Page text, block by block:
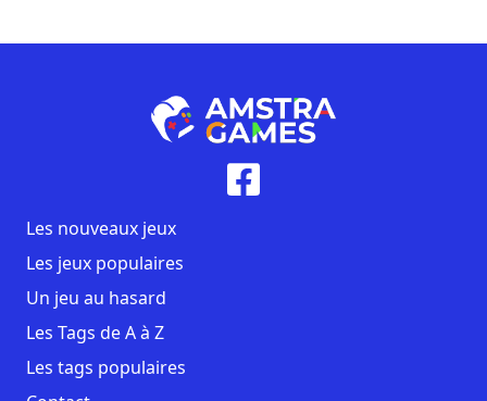
Les nouveaux jeux
Les jeux populaires
Un jeu au hasard
Les Tags de A à Z
Les tags populaires